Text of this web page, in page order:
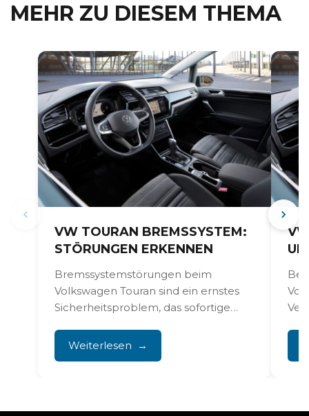
MEHR ZU DIESEM THEMA
VW TOURAN BREMSSYSTEM:
STÖRUNGEN ERKENNEN
Bremssystemstörungen beim
Volkswagen Touran sind ein ernstes
Sicherheitsproblem, das sofortige
Fehlern und schwammigen
Bremspedalen bis hin zu...
Weiterlesen